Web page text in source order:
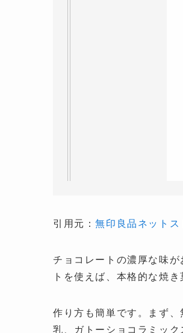
引用元：無印良品ネットス
チョコレートの濃厚な味
トを使えば、本格的な焼
作り方も簡単です。まず
乳、ガトーショコラミッ